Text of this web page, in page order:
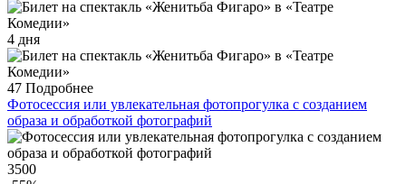
4 дня
47 Подробнее
Фотосессия или увлекательная фотопрогулка с созданием
образа и обработкой фотографий
3500